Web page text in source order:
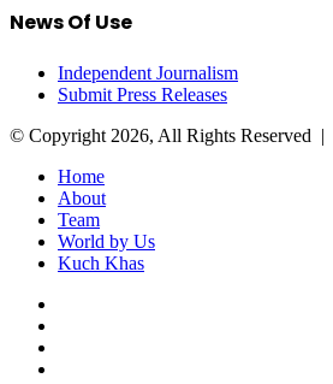
News Of Use
Independent Journalism
Submit Press Releases
© Copyright 2026, All Rights Reserved |
Home
About
Team
World by Us
Kuch Khas